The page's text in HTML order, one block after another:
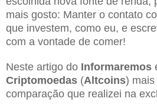
mais gosto: Manter o contato
que investem, como eu, e
com a vontade de comer!
Neste artigo do Informaremos
Criptomoedas (Altcoins) mais
comparação que realizei na